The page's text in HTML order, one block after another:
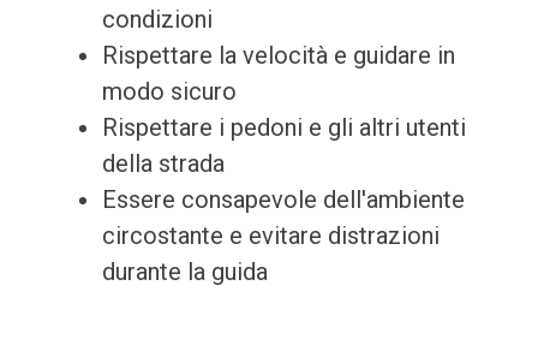
condizioni
Rispettare la velocità e guidare in
modo sicuro
Rispettare i pedoni e gli altri utenti
della strada
Essere consapevole dell'ambiente
circostante e evitare distrazioni
durante la guida